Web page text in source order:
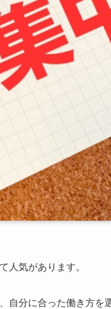
人気があります。
自分に合った働き方を